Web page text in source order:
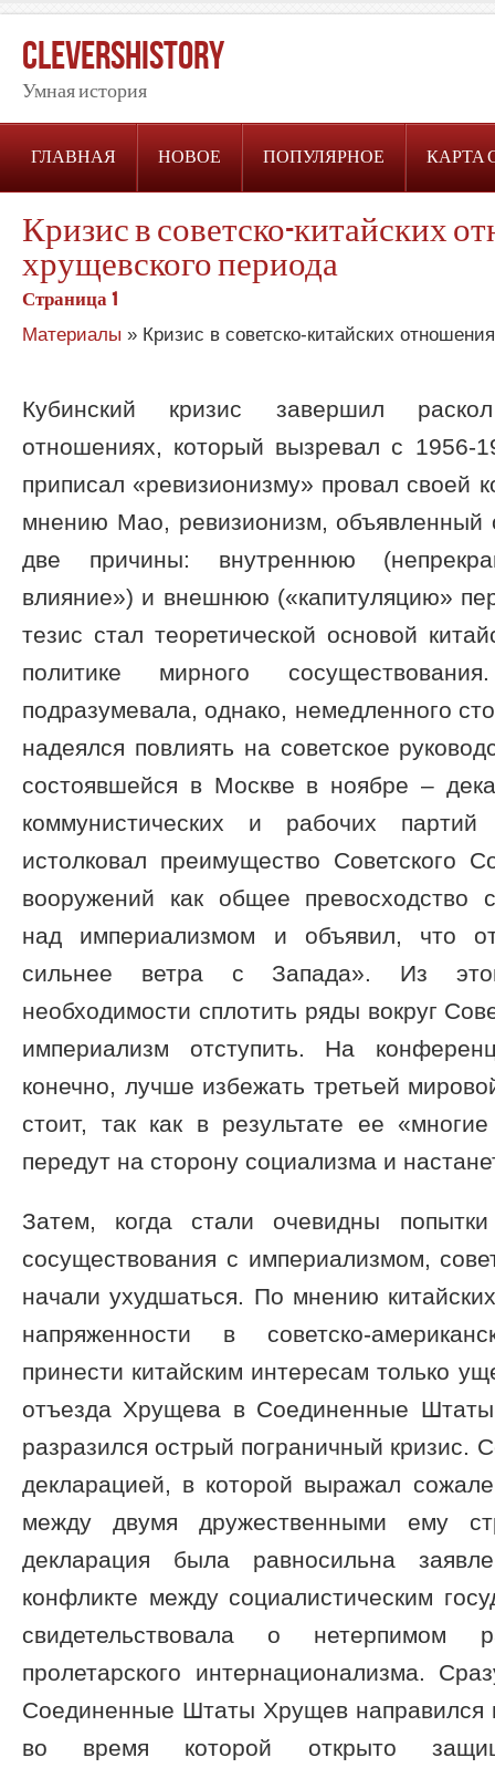
CleversHistory
Умная история
ГЛАВНАЯ НОВОЕ ПОПУЛЯРНОЕ КАРТА
Кризис в советско-китайских
хрущевского периода
Страница 1
Материалы » Кризис в советско-китайских
Кубинский кризис завершил
отношениях, который вызревал с 1956-
приписал «ревизионизму» провал своей
мнению Мао, ревизионизм,
две причины: внутреннюю
влияние») и внешнюю («капитуляцию»
тезис стал теоретической основой
политике мирного
подразумевала, однако, немедленного
надеялся повлиять на советское
состоявшейся в Москве в ноябре –
коммунистических и рабочих партий
истолковал преимущество Советского
вооружений как общее превосходство
над империализмом и объявил, что
сильнее ветра с Запада». Из
необходимости сплотить ряды вокруг
империализм отступить. На
конечно, лучше избежать третьей
стоит, так как в результате ее
передут на сторону социализма и
Затем, когда стали очевидны
сосуществования с империализмом,
начали ухудшаться. По мнению
напряженности в советско-
принести китайским интересам только
отъезда Хрущева в Соединенные
разразился острый пограничный кризис.
декларацией, в которой выражал
между двумя дружественными ему
декларация была равносильна
конфликте между социалистическим
свидетельствовала о нетерпимом
пролетарского интернационализма.
Соединенные Штаты Хрущев направился
во время которой открыто